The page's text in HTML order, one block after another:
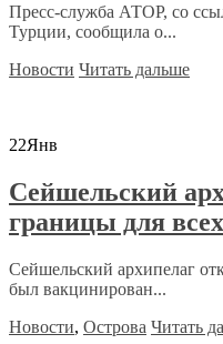
Пресс-служба АТОР, со
Турции, сообщила о...
Новости Читать дальше
22Янв
Сейшельский
границы для всех
Сейшельский архипелаг
был вакцинирован...
Новости, Острова Читать